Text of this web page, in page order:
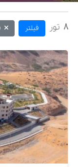
8 تور فیلتر